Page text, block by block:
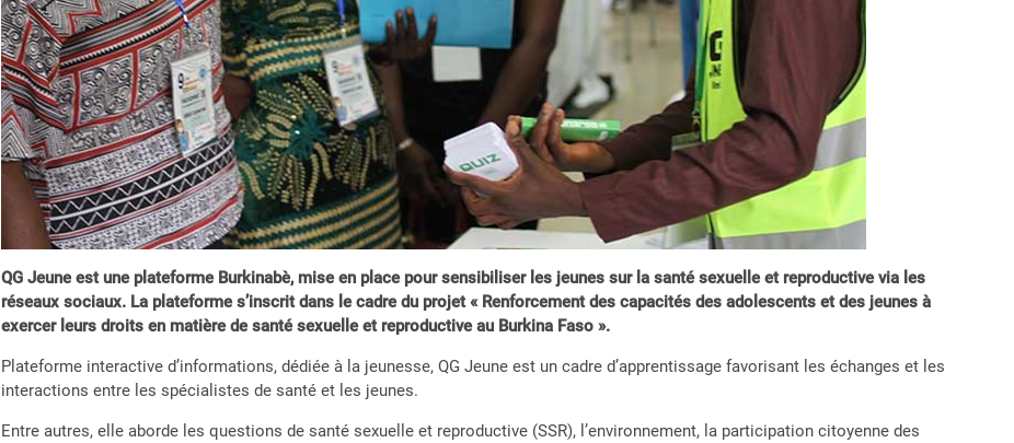
QG Jeune est une plateforme Burkinabè, mise en place pour sensibiliser les jeunes sur la santé sexuelle et reproductive via les
réseaux sociaux. La plateforme s’inscrit dans le cadre du projet « Renforcement des capacités des adolescents et des jeunes à
exercer leurs droits en matière de santé sexuelle et reproductive au Burkina Faso ».
Plateforme interactive d’informations, dédiée à la jeunesse, QG Jeune est un cadre d’apprentissage favorisant les échanges et les
interactions entre les spécialistes de santé et les jeunes.
Entre autres, elle aborde les questions de santé sexuelle et reproductive (SSR), l’environnement, la participation citoyenne des